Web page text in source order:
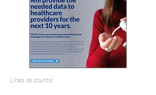
Línea de asunto: